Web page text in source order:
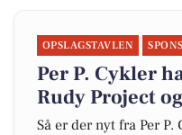
OPSLAGSTAVLEN
Per P. Cykler
Rudy Project
Så er der nyt fra Per P.